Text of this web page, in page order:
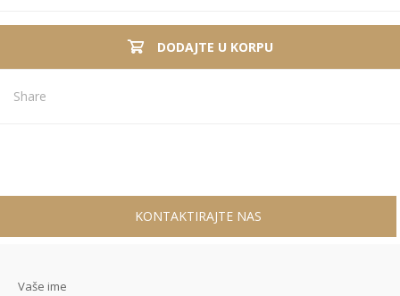
DODAJTE U KORPU
Share
KONTAKTIRAJTE NAS
Vaše ime